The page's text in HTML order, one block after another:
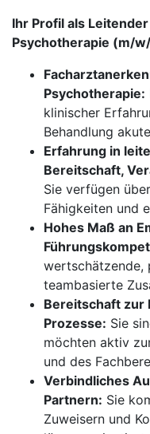
Ihr Profil als
Psycho­therapie (m/
Psychotherapie:
klinischer
Behandlung
Erfahrung in
Bereitschaft,
Sie verfügen
Fähigkeiten und
Hohes Maß an
wertschätzende,
teambasierte
Bereitschaft zur
Prozesse: Sie
möchten aktiv
und des
Verbindliches
Partnern: Sie
Zuweisern und